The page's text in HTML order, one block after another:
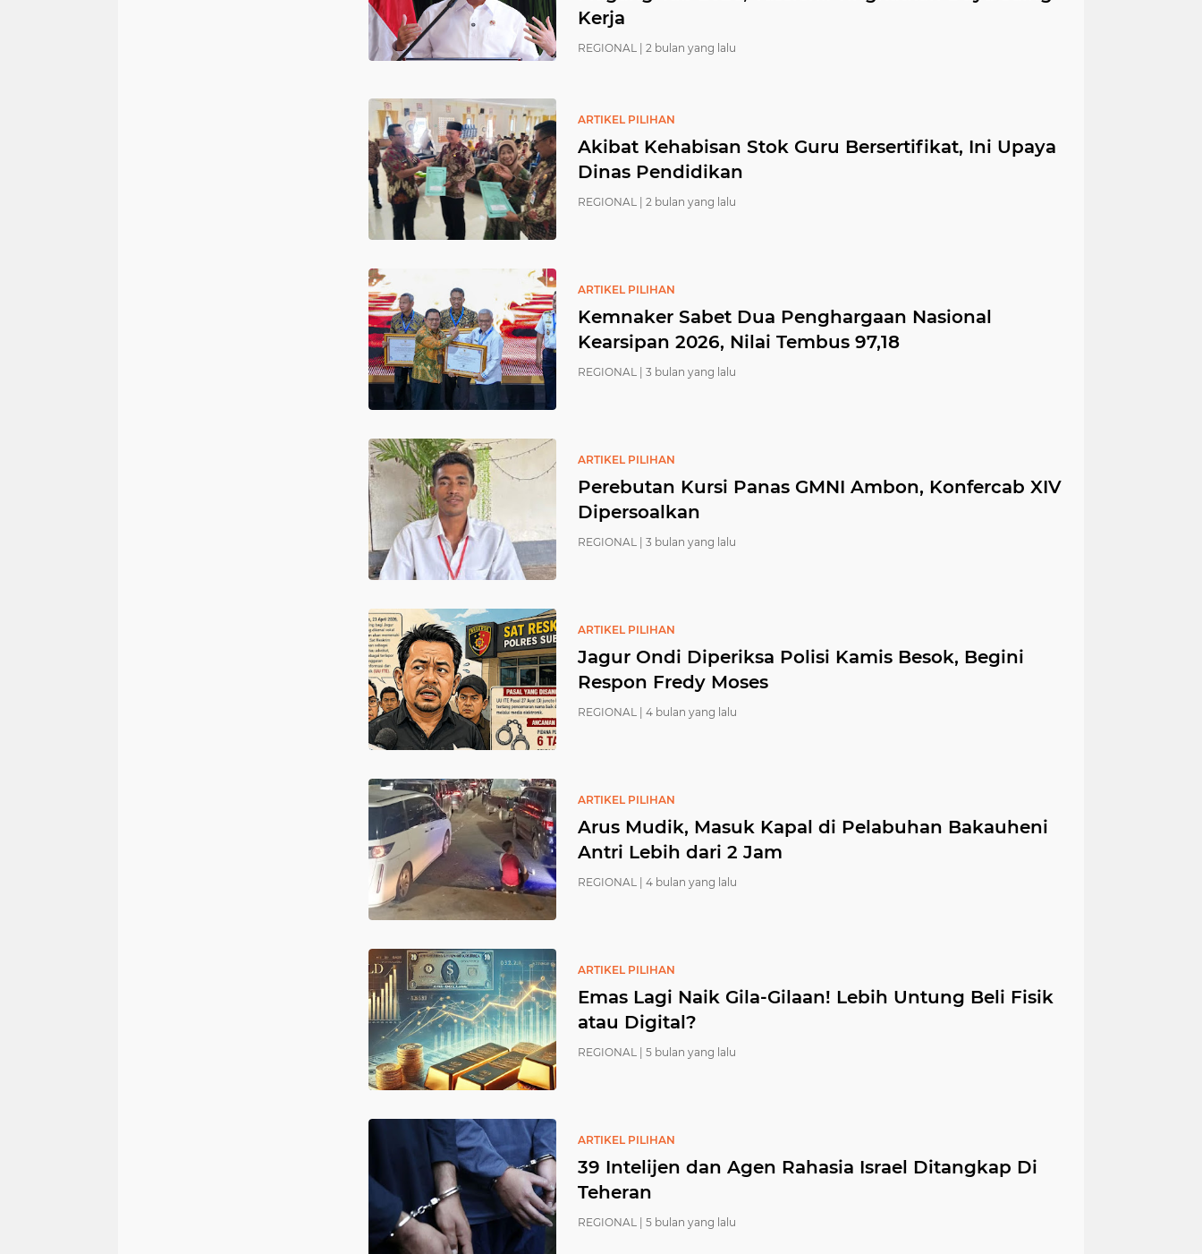
Kerja
REGIONAL | 2 bulan yang lalu
ARTIKEL PILIHAN
Akibat Kehabisan Stok Guru Bersertifikat, Ini Upaya
Dinas Pendidikan
REGIONAL | 2 bulan yang lalu
ARTIKEL PILIHAN
Kemnaker Sabet Dua Penghargaan Nasional
Kearsipan 2026, Nilai Tembus 97,18
REGIONAL | 3 bulan yang lalu
ARTIKEL PILIHAN
Perebutan Kursi Panas GMNI Ambon, Konfercab XIV
Dipersoalkan
REGIONAL | 3 bulan yang lalu
ARTIKEL PILIHAN
Jagur Ondi Diperiksa Polisi Kamis Besok, Begini
Respon Fredy Moses
REGIONAL | 4 bulan yang lalu
ARTIKEL PILIHAN
Arus Mudik, Masuk Kapal di Pelabuhan Bakauheni
Antri Lebih dari 2 Jam
REGIONAL | 4 bulan yang lalu
ARTIKEL PILIHAN
Emas Lagi Naik Gila-Gilaan! Lebih Untung Beli Fisik
atau Digital?
REGIONAL | 5 bulan yang lalu
ARTIKEL PILIHAN
39 Intelijen dan Agen Rahasia Israel Ditangkap Di
Teheran
REGIONAL | 5 bulan yang lalu